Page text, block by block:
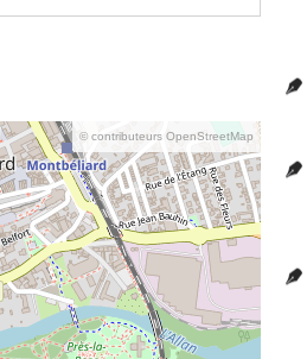
© contributeurs OpenStreetMap